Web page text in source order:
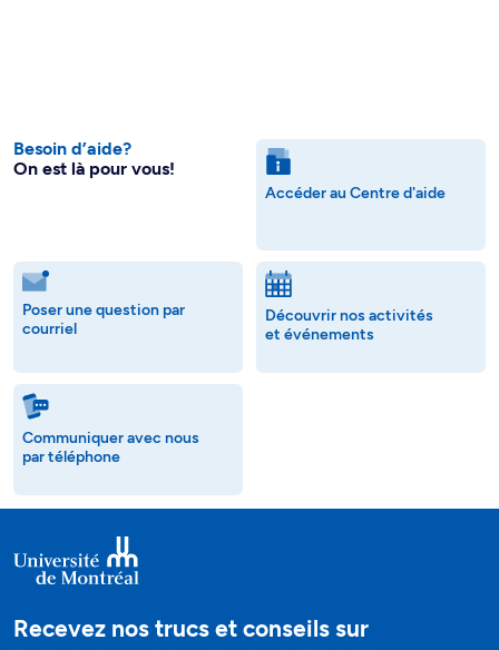
Besoin d’aide?
On est là pour vous!
Accéder au Centre d'aide
Poser une question par
courriel
Découvrir nos activités
et événements
Communiquer avec nous
par téléphone
Recevez nos trucs et conseils sur